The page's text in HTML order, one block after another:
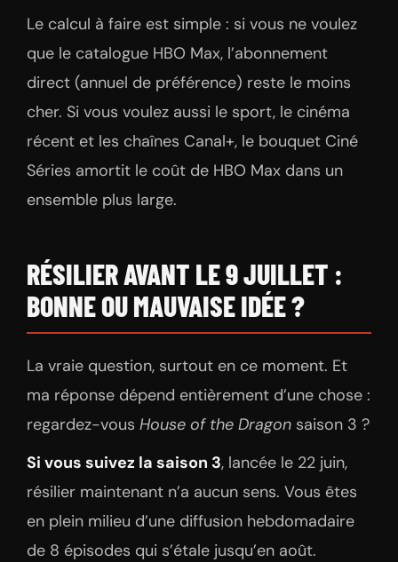
Le calcul à faire est simple : si vous ne voulez
que le catalogue HBO Max, l’abonnement
direct (annuel de préférence) reste le moins
cher. Si vous voulez aussi le sport, le cinéma
récent et les chaînes Canal+, le bouquet Ciné
Séries amortit le coût de HBO Max dans un
ensemble plus large.
RÉSILIER AVANT LE 9 JUILLET :
BONNE OU MAUVAISE IDÉE ?
La vraie question, surtout en ce moment. Et
ma réponse dépend entièrement d’une chose :
regardez-vous House of the Dragon saison 3 ?
Si vous suivez la saison 3, lancée le 22 juin,
résilier maintenant n’a aucun sens. Vous êtes
en plein milieu d’une diffusion hebdomadaire
de 8 épisodes qui s’étale jusqu’en août.